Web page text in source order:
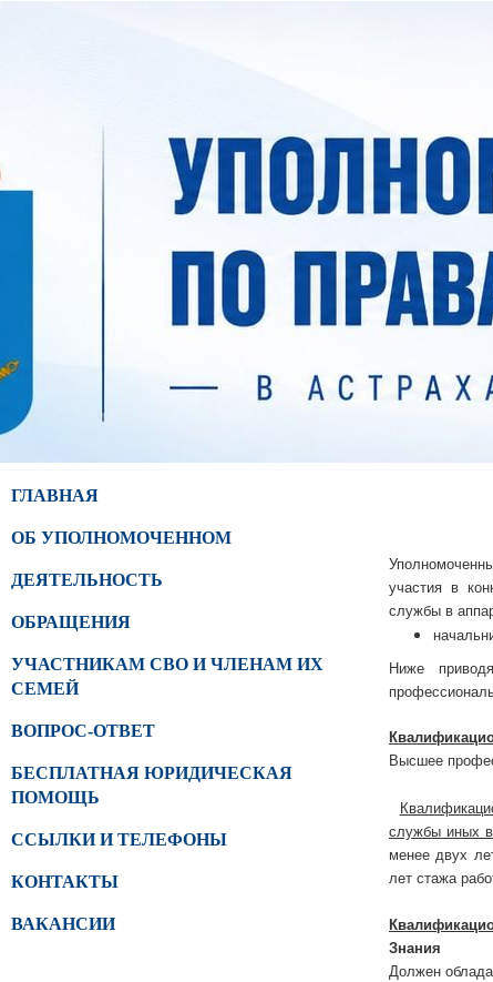
ГЛАВНАЯ
ОБ УПОЛНОМОЧЕННОМ
ДЕЯТЕЛЬНОСТЬ
ОБРАЩЕНИЯ
УЧАСТНИКАМ СВО И ЧЛЕНАМ ИХ
СЕМЕЙ
ВОПРОС-ОТВЕТ
БЕСПЛАТНАЯ ЮРИДИЧЕСКАЯ
ПОМОЩЬ
ССЫЛКИ И ТЕЛЕФОНЫ
КОНТАКТЫ
ВАКАНСИИ
участия в
службы в
Ниже
Высшее
службы иных
менее двух
лет стажа
Знания
Должен